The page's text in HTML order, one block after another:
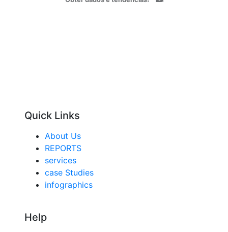
Quick Links
About Us
REPORTS
services
case Studies
infographics
Help